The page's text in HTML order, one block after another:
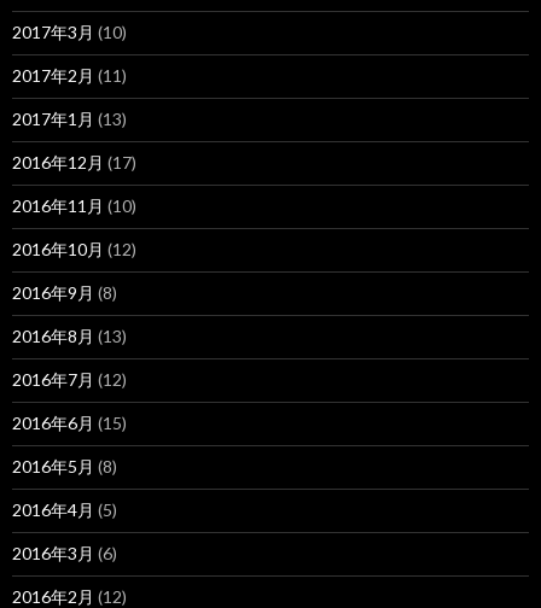
2017年3月 (10)
2017年2月 (11)
2017年1月 (13)
2016年12月 (17)
2016年11月 (10)
2016年10月 (12)
2016年9月 (8)
2016年8月 (13)
2016年7月 (12)
2016年6月 (15)
2016年5月 (8)
2016年4月 (5)
2016年3月 (6)
2016年2月 (12)